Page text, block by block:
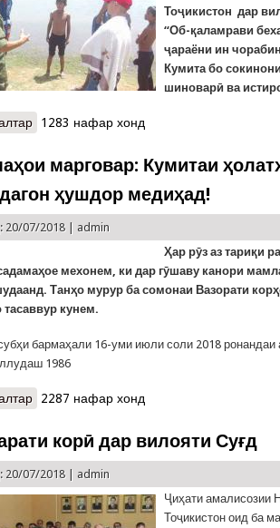
Тоҷикистон дар
“Об-қаламрави
ҷараёни ин
Кумита бо
шиноварӣ ва
о Идомаи корҳои таблиғотӣ дар вилояти
1283 нафар хонд
марговар: Кумитаи
ҳушдор медиҳад!
20/07/2018 | admin
Ҳар рӯз аз тариқи
мехонем, ки дар гӯшаву канори
Танҳо мурур ба сомонаи Вазорати
тасаввур кунем.
бармаҳали 16-уми июли соли 2018
1986
о Садамаҳои марговар: Кумитаи
2287 нафар хонд
корӣ дар вилояти Суғд
20/07/2018 | admin
Ҷиҳати амалисозии
Тоҷикистон оид ба